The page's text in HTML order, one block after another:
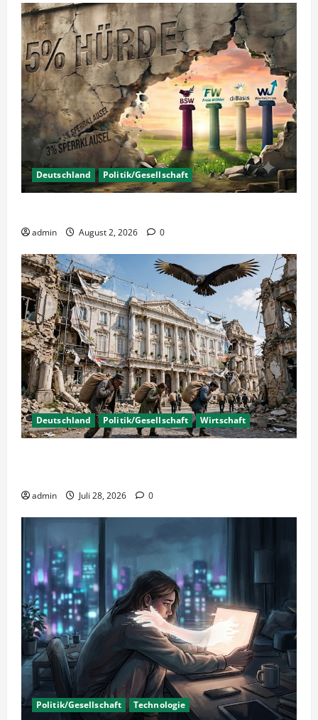
Deutschland Politik/Gesellschaft
admin August 2, 2026 0
Deutschland Politik/Gesellschaft Wirtschaft
admin Juli 28, 2026 0
Politik/Gesellschaft Technologie